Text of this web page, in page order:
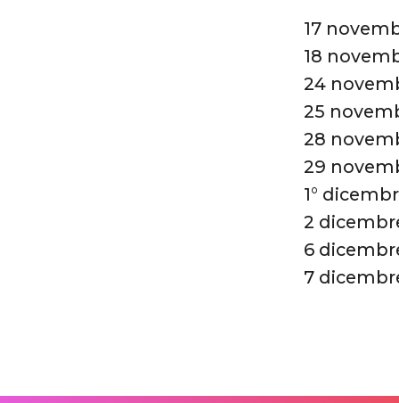
17
18
24
25
28
29
1°
2
6
7